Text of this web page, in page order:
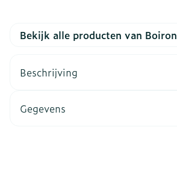
Bekijk alle producten van Boiron
Beschrijving
Gegevens